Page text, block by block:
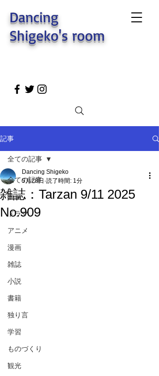
Dancing
Shigeko's room
記事
全ての記事
映画
ドラマ
アニメ
漫画
雑誌
小説
書籍
独り言
学習
ものづくり
観光
全ての記事
雑誌：Tarzan 9/11 2025
No.909
Dancing Shigeko
5月28日 読了時間: 1分